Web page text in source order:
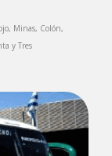
Minas, Colón,
y Tres